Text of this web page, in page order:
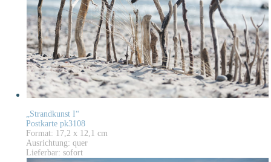
„Strandkunst I“
Postkarte pk3108
Format: 17,2 x 12,1 cm
Ausrichtung: quer
Lieferbar: sofort